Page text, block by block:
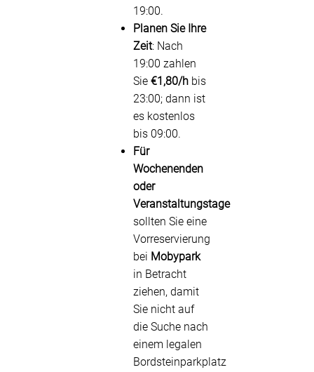
19:00.
Planen Sie Ihre
Zeit: Nach
19:00 zahlen
Sie €1,80/h bis
23:00; dann ist
es kostenlos
bis 09:00.
Für
Wochenenden
oder
Veranstaltungstage
sollten Sie eine
Vorreservierung
bei Mobypark
in Betracht
ziehen, damit
Sie nicht auf
die Suche nach
einem legalen
Bordsteinparkplatz